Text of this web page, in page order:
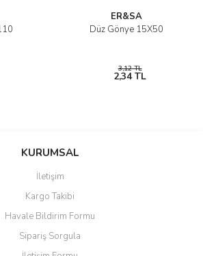
ER&SA
Düz Gönye 15X50
3,12 TL
2,34 TL
KURUMSAL
İletişim
Kargo Takibi
Havale Bildirim Formu
Sipariş Sorgula